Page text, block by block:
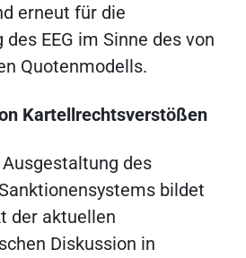
erneut für die
EEG im Sinne des von
Quotenmodells.
Kartellrechtsverstößen
des
bildet
der aktuellen
Diskussion in